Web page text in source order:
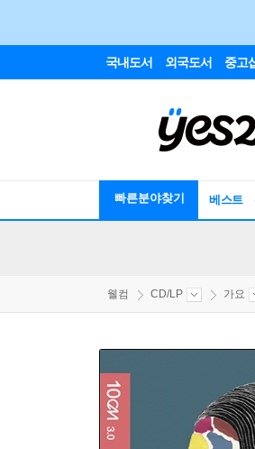
국내도서 외국도서 중고
빠른분야찾기 베스트
웰컴 CD/LP 가요